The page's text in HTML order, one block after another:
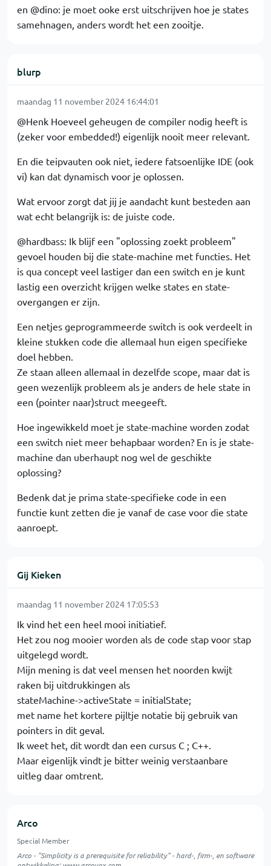
en @dino: je moet ooke erst uitschrijven hoe je states
samehnagen, anders wordt het een zooitje.
blurp
maandag 11 november 2024 16:44:01
@Henk Hoeveel geheugen de compiler nodig heeft is
(zeker voor embedded!) eigenlijk nooit meer relevant.
En die teipvauten ook niet, iedere fatsoenlijke IDE (ook
vi) kan dat dynamisch voor je oplossen.
Wat ervoor zorgt dat jij je aandacht kunt besteden aan
wat echt belangrijk is: de juiste code.
@hardbass: Ik blijf een "oplossing zoekt probleem"
gevoel houden bij die state-machine met functies. Het
is qua concept veel lastiger dan een switch en je kunt
lastig een overzicht krijgen welke states en state-
overgangen er zijn.
Een netjes geprogrammeerde switch is ook verdeelt in
kleine stukken code die allemaal hun eigen specifieke
doel hebben.
Ze staan alleen allemaal in dezelfde scope, maar dat is
geen wezenlijk probleem als je anders de hele state in
een (pointer naar)struct meegeeft.
Hoe ingewikkeld moet je state-machine worden zodat
een switch niet meer behapbaar worden? En is je state-
machine dan uberhaupt nog wel de geschikte
oplossing?
Bedenk dat je prima state-specifieke code in een
functie kunt zetten die je vanaf de case voor die state
aanroept.
Gij Kieken
maandag 11 november 2024 17:05:53
Ik vind het een heel mooi initiatief.
Het zou nog mooier worden als de code stap voor stap
uitgelegd wordt.
Mijn mening is dat veel mensen het noorden kwijt
raken bij uitdrukkingen als
stateMachine->activeState = initialState;
met name het kortere pijltje notatie bij gebruik van
pointers in dit geval.
Ik weet het, dit wordt dan een cursus C ; C++.
Maar eigenlijk vindt je bitter weinig verstaanbare
uitleg daar omtrent.
Arco
Special Member
Arco - "Simplicity is a prerequisite for reliability" - hard-, firm-, en software